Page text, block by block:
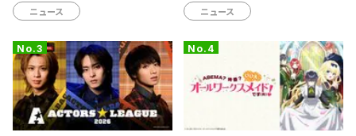
ー』を放送
ニュース
信
ニュース